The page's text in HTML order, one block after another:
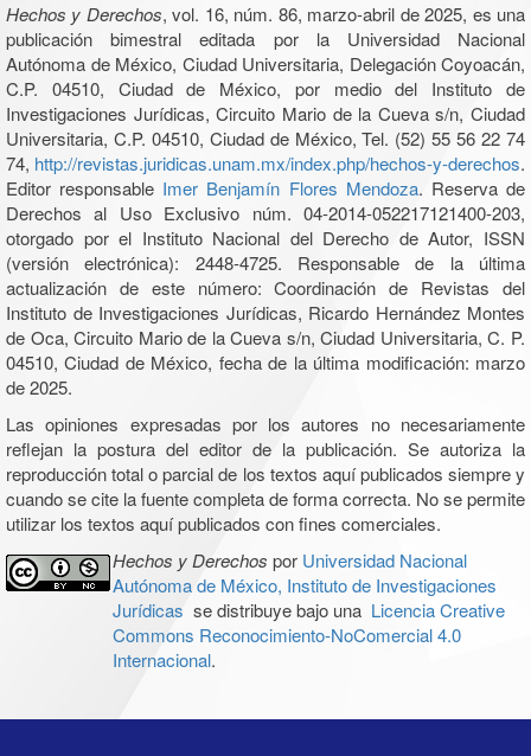
Hechos y Derechos, vol. 16, núm. 86, marzo-abril de 2025, es una
publicación bimestral editada por la Universidad Nacional
Autónoma de México, Ciudad Universitaria, Delegación Coyoacán,
C.P. 04510, Ciudad de México, por medio del Instituto de
Investigaciones Jurídicas, Circuito Mario de la Cueva s/n, Ciudad
Universitaria, C.P. 04510, Ciudad de México, Tel. (52) 55 56 22 74
74, http://revistas.juridicas.unam.mx/index.php/hechos-y-derechos.
Editor responsable Imer Benjamín Flores Mendoza. Reserva de
Derechos al Uso Exclusivo núm. 04-2014-052217121400-203,
otorgado por el Instituto Nacional del Derecho de Autor, ISSN
(versión electrónica): 2448-4725. Responsable de la última
actualización de este número: Coordinación de Revistas del
Instituto de Investigaciones Jurídicas, Ricardo Hernández Montes
de Oca, Circuito Mario de la Cueva s/n, Ciudad Universitaria, C. P.
04510, Ciudad de México, fecha de la última modificación: marzo
de 2025.
Las opiniones expresadas por los autores no necesariamente
reflejan la postura del editor de la publicación. Se autoriza la
reproducción total o parcial de los textos aquí publicados siempre y
cuando se cite la fuente completa de forma correcta. No se permite
utilizar los textos aquí publicados con fines comerciales.
Hechos y Derechos por Universidad Nacional
Autónoma de México, Instituto de Investigaciones
Jurídicas se distribuye bajo una Licencia Creative
Commons Reconocimiento-NoComercial 4.0
Internacional.